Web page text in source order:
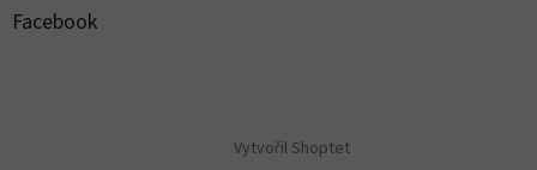
Facebook
Vytvořil Shoptet